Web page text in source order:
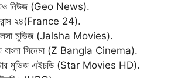
নিউজ (Geo News).
২৪(France 24).
মুভিজ (Jalsha Movies).
বাংলা সিনেমা (Z Bangla Cinema).
মুভিজ এইচডি (Star Movies HD).